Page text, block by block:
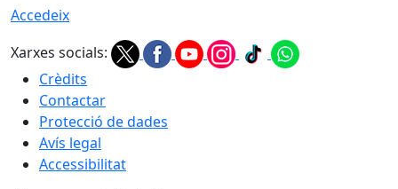
Accedeix
Xarxes socials:
Crèdits
Contactar
Protecció de dades
Avís legal
Accessibilitat